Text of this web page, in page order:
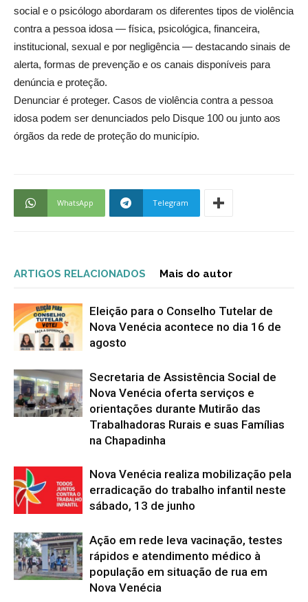
social e o psicólogo abordaram os diferentes tipos de violência
contra a pessoa idosa — física, psicológica, financeira,
institucional, sexual e por negligência — destacando sinais de
alerta, formas de prevenção e os canais disponíveis para
denúncia e proteção.
Denunciar é proteger. Casos de violência contra a pessoa
idosa podem ser denunciados pelo Disque 100 ou junto aos
órgãos da rede de proteção do município.
WhatsApp Telegram
ARTIGOS RELACIONADOS Mais do autor
Eleição para o Conselho Tutelar de
Nova Venécia acontece no dia 16 de
agosto
Secretaria de Assistência Social de
Nova Venécia oferta serviços e
orientações durante Mutirão das
Trabalhadoras Rurais e suas Famílias
na Chapadinha
Nova Venécia realiza mobilização pela
erradicação do trabalho infantil neste
sábado, 13 de junho
Ação em rede leva vacinação, testes
rápidos e atendimento médico à
população em situação de rua em
Nova Venécia